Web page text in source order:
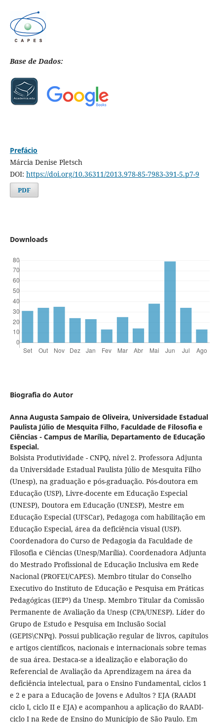
Base de Dados:
Prefácio
Márcia Denise Pletsch
DOI: https://doi.org/10.36311/2013.978-85-7983-391-5.p7-9
PDF
Downloads
Biografia do Autor
Anna Augusta Sampaio de Oliveira, Universidade Estadual
Paulista Júlio de Mesquita Filho, Faculdade de Filosofia e
Ciências - Campus de Marília, Departamento de Educação
Especial.
Bolsista Produtividade - CNPQ, nível 2. Professora Adjunta
da Universidade Estadual Paulista Júlio de Mesquita Filho
(Unesp), na graduação e pós-graduação. Pós-doutora em
Educação (USP), Livre-docente em Educação Especial
(UNESP), Doutora em Educação (UNESP), Mestre em
Educação Especial (UFSCar), Pedagoga com habilitação em
Educação Especial, área da deficiência visual (USP).
Coordenadora do Curso de Pedagogia da Faculdade de
Filosofia e Ciências (Unesp/Marília). Coordenadora Adjunta
do Mestrado Profissional de Educação Inclusiva em Rede
Nacional (PROFEI/CAPES). Membro titular do Conselho
Executivo do Instituto de Educação e Pesquisa em Práticas
Pedagógicas (IEP³) da Unesp. Membro Titular da Comissão
Permanente de Avaliação da Unesp (CPA/UNESP). Líder do
Grupo de Estudo e Pesquisa em Inclusão Social
(GEPIS\CNPq). Possui publicação regular de livros, capítulos
e artigos científicos, nacionais e internacionais sobre temas
de sua área. Destaca-se a idealização e elaboração do
Referencial de Avaliação da Aprendizagem na área da
deficiência intelectual, para o Ensino Fundamental, ciclos 1
e 2 e para a Educação de Jovens e Adultos ? EJA (RAADI
ciclo I, ciclo II e EJA) e acompanhou a aplicação do RAADI-
ciclo I na Rede de Ensino do Município de São Paulo. Em